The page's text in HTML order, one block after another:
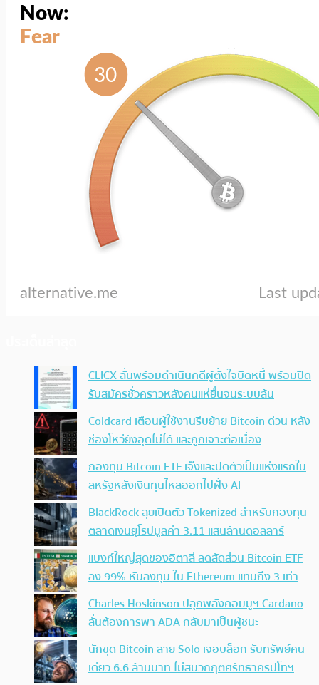
CLICX ลั่นพร้อมดำเนินคดีผู้ตั้งใจบิดหนี้ พร้อมปิด
รับสมัครชั่วคราวหลังคนแห่ยื่นจนระบบล้น
Coldcard เตือนผู้ใช้งานรีบย้าย Bitcoin ด่วน หลัง
ช่องโหว่ยังอุดไม่ได้ และถูกเจาะต่อเนื่อง
กองทุน Bitcoin ETF เจ๊งและปิดตัวเป็นแห่งแรกใน
สหรัฐหลังเงินทุนไหลออกไปฝั่ง AI
BlackRock ลุยเปิดตัว Tokenized สำหรับกองทุน
ตลาดเงินยุโรปมูลค่า 3.11 แสนล้านดอลลาร์
แบงก์ใหญ่สุดของอิตาลี ลดสัดส่วน Bitcoin ETF
ลง 99% หันลงทุน ใน Ethereum แทนถึง 3 เท่า
Charles Hoskinson ปลุกพลังคอมมูฯ Cardano
ลั่นต้องการพา ADA กลับมาเป็นผู้ชนะ
นักขุด Bitcoin สาย Solo เจอบล็อก รับทรัพย์คน
เดียว 6.6 ล้านบาท ไม่สนวิกฤตศรัทธาคริปโทฯ